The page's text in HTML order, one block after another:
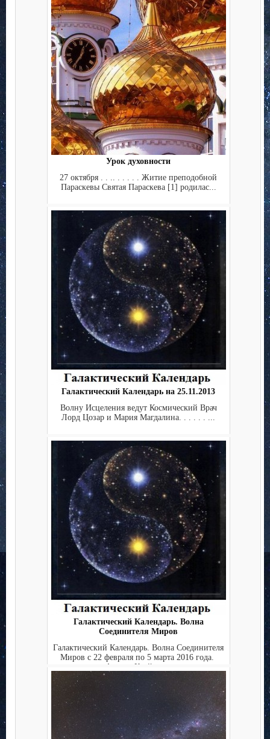
Урок духовности
27 октября . . .. . . . . . Житие преподобной
Параскевы Святая Параскева [1] родилас...
Галактический Календарь на 25.11.2013
Волну Исцеления ведут Космический Врач
Лорд Цозар и Мария Магдалина. . . . . . ...
Галактический Календарь. Волна
Соединителя Миров
Галактический Календарь. Волна Соединителя
Миров с 22 февраля по 5 марта 2016 года.
Аштар, Крайон,...